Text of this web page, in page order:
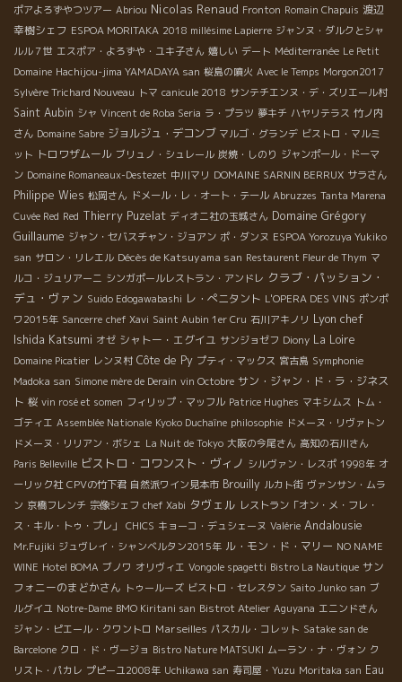
ポアよろずやつツアー Abriou Nicolas Renaud Fronton Romain Chapuis 渡辺
幸樹シェフ ESPOA MORITAKA 2018 millésime Lapierre ジャンヌ・ダルクとシャ
ルル７世 エスポア・よろずや・ユキ子さん 嬉しい デート Méditerranée Le Petit
Domaine Hachijou-jima YAMADAYA san 桜島の噴火 Avec le Temps Morgon2017
Sylvère Trichard Nouveau トマ canicule 2018 サンテチエンヌ・デ・ズリエール村
Saint Aubin シャ Vincent de Roba Seria ラ・プラツ 夢キチ ハヤリテラス 竹ノ内
さん Domaine Sabre ジョルジュ・デコンブ マルゴ・グランデ ビストロ・マルミ
ット トロワザムール ブリュノ・シュレール 炭焼・しのり ジャンポール・ドーマ
ン Domaine Romaneaux-Destezet 中川マリ DOMAINE SARNIN BERRUX サラさん
Philippe Wies 松岡さん ドメール・レ・オート・テール Abruzzes Tanta Marena
Cuvée Red Red Thierry Puzelat ディオニ社の玉城さん Domaine Grégory
Guillaume ジャン・セバスチャン・ジョアン ポ・ダンヌ ESPOA Yorozuya Yukiko
san サロン・リレエル Décès de Katsuyama san Restaurent Fleur de Thym マ
ルコ・ジュリアーニ シンガポールレストラン・アンドレ クラブ・パッション・
デュ・ヴァン Suido Edogawabashi レ・ぺニタント L'OPERA DES VINS ポンポ
ワ2015年 Sancerre chef Xavi Saint Aubin 1er Cru 石川アキノリ Lyon chef
Ishida Katsumi オゼ シャトー・エグイユ サンジョゼフ Diony La Loire
Domaine Picatier レンヌ村 Côte de Py プティ・マックス 宮古島 Symphonie
Madoka san Simone mère de Derain vin Octobre サン・ジャン・ド・ラ・ジネス
ト 桜 vin rosé et somen フィリップ・マッフル Patrice Hughes マキシムス トム・
ゴティエ Assemblée Nationale Kyoko Duchaîne philosophie ドメーヌ・リヴァトン
ドメーヌ・リリアン・ボシェ La Nuit de Tokyo 大阪の今尾さん 高知の石川さん
Paris Belleville ビストロ・コワンスト・ヴィノ シルヴァン・レスポ 1998年 オ
ーリック社 CPVの竹下君 自然派ワイン見本市 Brouilly ルカト街 ヴァンサン・ムラ
ン 京橋フレンチ 宗像シェフ chef Xabi タヴェル レストラン「オン・メ・フレ・
ス・キル・トゥ・プレ」
CHICS キョーコ・デュシェーヌ Valérie Andalousie
Mr.Fujiki ジュヴレイ・シャンベルタン2015年 ル・モン・ド・マリー NO NAME
WINE Hotel BOMA ブノワ オリヴィエ Vongole spagetti Bistro La Nautique サン
フォニーのまどかさん トゥールーズ ビストロ・セレスタン Saito Junko san ブ
ルグイユ Notre-Dame BMO Kiritani san Bistrot Atelier Aguyana エニンドさん
ジャン・ピエール・クワントロ Marseilles パスカル・コレット Satake san de
Barcelone クロ・ド・ヴージョ Bistro Nature MATSUKI ムーラン・ナ・ヴォン ク
リスト・パカレ プピーユ2008年 Uchikawa san 寿司屋・Yuzu Moritaka san Eau